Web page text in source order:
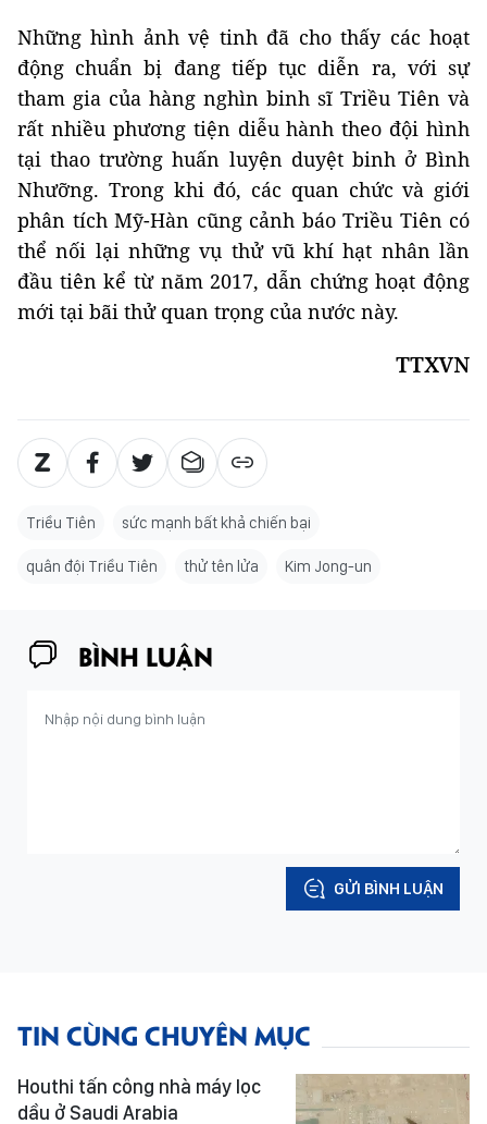
Những hình ảnh vệ tinh đã cho thấy các hoạt
động chuẩn bị đang tiếp tục diễn ra, với sự
tham gia của hàng nghìn binh sĩ Triều Tiên và
rất nhiều phương tiện diễu hành theo đội hình
tại thao trường huấn luyện duyệt binh ở Bình
Nhưỡng. Trong khi đó, các quan chức và giới
phân tích Mỹ-Hàn cũng cảnh báo Triều Tiên có
thể nối lại những vụ thử vũ khí hạt nhân lần
đầu tiên kể từ năm 2017, dẫn chứng hoạt động
mới tại bãi thử quan trọng của nước này.
TTXVN
Triều Tiên sức mạnh bất khả chiến bại
quân đội Triều Tiên thử tên lửa Kim Jong-un
BÌNH LUẬN
GỬI BÌNH LUẬN
TIN CÙNG CHUYÊN MỤC
Houthi tấn công nhà máy lọc
dầu ở Saudi Arabia